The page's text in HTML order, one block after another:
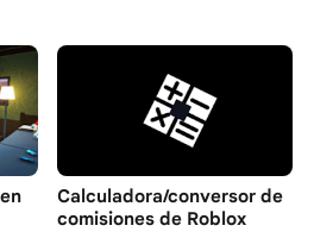
Calculadora/conversor de
comisiones de Roblox